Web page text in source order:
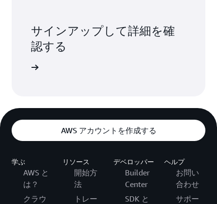
サインアップして詳細を確
認する
AWS アカウントを作成する
学ぶ
AWS と
は？
クラウ
リソース
開始方
法
トレー
デベロッパー
Builder
Center
SDK と
ヘルプ
お問い
合わせ
サポー